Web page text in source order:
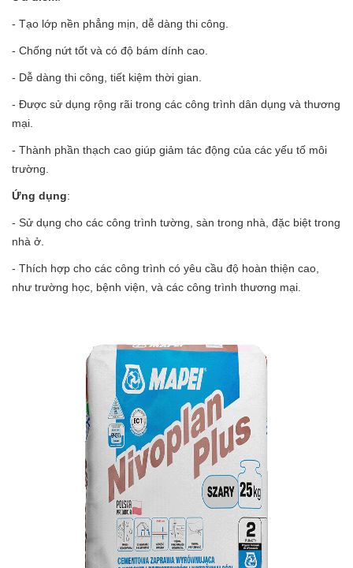
- Tạo lớp nền phẳng mịn, dễ dàng thi công.
- Chống nứt tốt và có độ bám dính cao.
- Dễ dàng thi công, tiết kiệm thời gian.
- Được sử dụng rộng rãi trong các công trình dân dụng và thương
mại.
- Thành phần thạch cao giúp giảm tác động của các yếu tố môi
trường.
Ứng dụng:
- Sử dụng cho các công trình tường, sàn trong nhà, đặc biệt trong
nhà ở.
- Thích hợp cho các công trình có yêu cầu độ hoàn thiện cao,
như trường học, bệnh viện, và các công trình thương mại.